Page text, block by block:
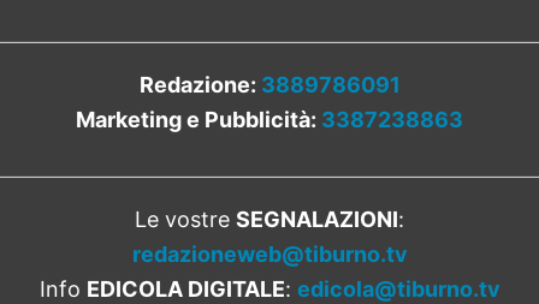
Redazione: 3889786091
Marketing e Pubblicità: 3387238863
Le vostre SEGNALAZIONI:
redazioneweb@tiburno.tv
Info EDICOLA DIGITALE: edicola@tiburno.tv